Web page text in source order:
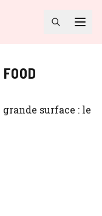
FOOD